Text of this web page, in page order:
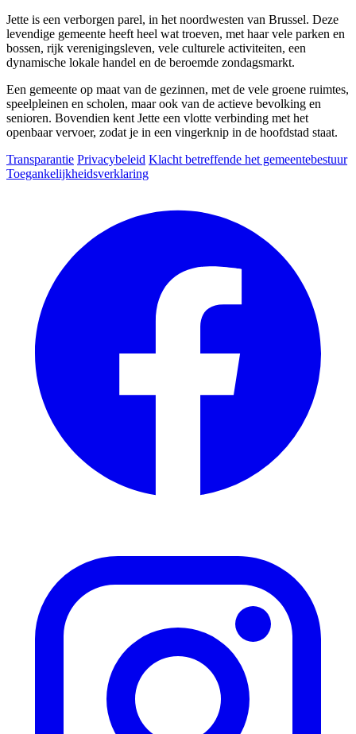
Jette is een verborgen parel, in het noordwesten van Brussel. Deze
levendige gemeente heeft heel wat troeven, met haar vele parken en
bossen, rijk verenigingsleven, vele culturele activiteiten, een
dynamische lokale handel en de beroemde zondagsmarkt.
Een gemeente op maat van de gezinnen, met de vele groene ruimtes,
speelpleinen en scholen, maar ook van de actieve bevolking en
senioren. Bovendien kent Jette een vlotte verbinding met het
openbaar vervoer, zodat je in een vingerknip in de hoofdstad staat.
Transparantie Privacybeleid Klacht betreffende het gemeentebestuur
Toegankelijkheidsverklaring